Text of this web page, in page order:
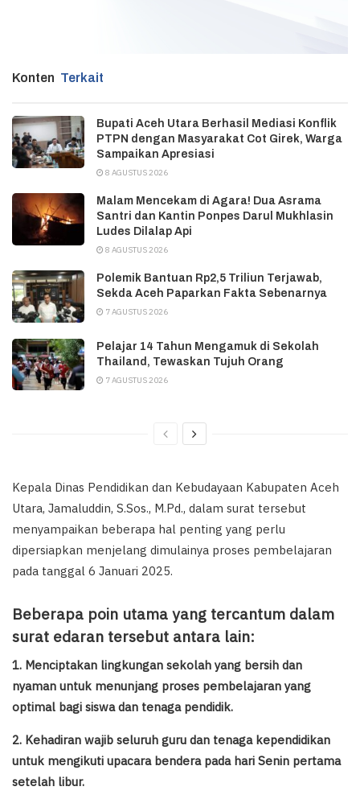
Konten Terkait
Bupati Aceh Utara Berhasil Mediasi Konflik
PTPN dengan Masyarakat Cot Girek, Warga
Sampaikan Apresiasi
8 AGUSTUS 2026
Malam Mencekam di Agara! Dua Asrama
Santri dan Kantin Ponpes Darul Mukhlasin
Ludes Dilalap Api
8 AGUSTUS 2026
Polemik Bantuan Rp2,5 Triliun Terjawab,
Sekda Aceh Paparkan Fakta Sebenarnya
7 AGUSTUS 2026
Pelajar 14 Tahun Mengamuk di Sekolah
Thailand, Tewaskan Tujuh Orang
7 AGUSTUS 2026
Kepala Dinas Pendidikan dan Kebudayaan Kabupaten Aceh
Utara, Jamaluddin, S.Sos., M.Pd., dalam surat tersebut
menyampaikan beberapa hal penting yang perlu
dipersiapkan menjelang dimulainya proses pembelajaran
pada tanggal 6 Januari 2025.
Beberapa poin utama yang tercantum dalam
surat edaran tersebut antara lain:
1. Menciptakan lingkungan sekolah yang bersih dan
nyaman untuk menunjang proses pembelajaran yang
optimal bagi siswa dan tenaga pendidik.
2. Kehadiran wajib seluruh guru dan tenaga kependidikan
untuk mengikuti upacara bendera pada hari Senin pertama
setelah libur.